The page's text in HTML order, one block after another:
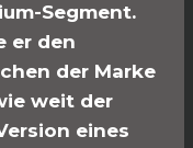
Segment.
er den
der Marke
weit der
eines